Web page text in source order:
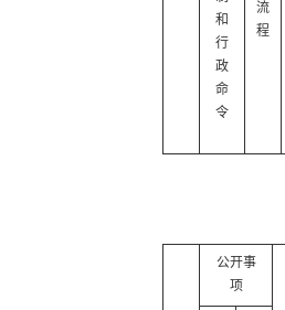
和
行
政
命
令
流
程
公开事
项